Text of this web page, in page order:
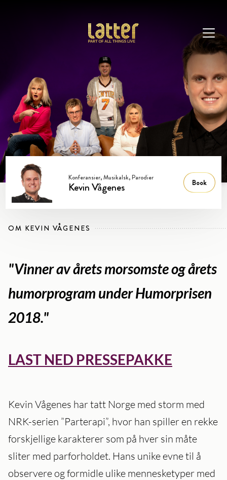
Konferansier, Musikalsk, Parodier
Kevin Vågenes Book
OM KEVIN VÅGENES
"Vinner av årets morsomste og årets
humorprogram under Humorprisen
2018."
LAST NED PRESSEPAKKE
Kevin Vågenes har tatt Norge med storm med
NRK-serien ”Parterapi”, hvor han spiller en rekke
forskjellige karakterer som på hver sin måte
sliter med parforholdet. Hans unike evne til å
observere og formidle ulike mennesketyper med